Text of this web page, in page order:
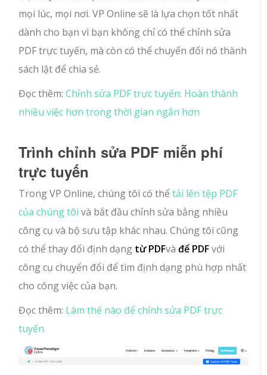
mọi lúc, mọi nơi. VP Online sẽ là lựa chọn tốt nhất
dành cho bạn vì bạn không chỉ có thể chỉnh sửa
PDF trực tuyến, mà còn có thể chuyển đổi nó thành
sách lật để chia sẻ.
Đọc thêm:Chỉnh sửa PDF trực tuyến: Hoàn thành
nhiều việc hơn trong thời gian ngắn hơn
Trình chỉnh sửa PDF miễn phí
trực tuyến
Trong VP Online, chúng tôi có thểtải lên tệp PDF
của chúng tôi và bắt đầu chỉnh sửa bằng nhiều
công cụ và bộ sưu tập khác nhau. Chúng tôi cũng
có thể thay đổi định dạng từ PDFvàđể PDFvới
công cụ chuyển đổi để tìm định dạng phù hợp nhất
cho công việc của bạn.
Đọc thêm: Làm thế nào để chỉnh sửa PDF trực
tuyến